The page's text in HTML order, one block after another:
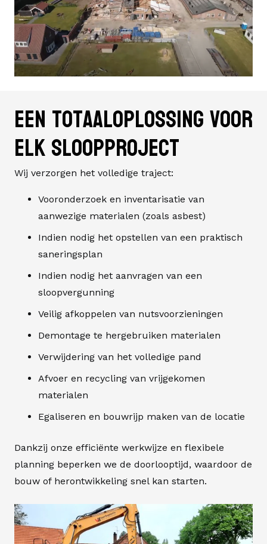
Een totaaloplossing voor
elk sloopproject
Wij verzorgen het volledige traject:
Vooronderzoek en inventarisatie van
aanwezige materialen (zoals asbest)
Indien nodig het opstellen van een praktisch
saneringsplan
Indien nodig het aanvragen van een
sloopvergunning
Veilig afkoppelen van nutsvoorzieningen
Demontage te hergebruiken materialen
Verwijdering van het volledige pand
Afvoer en recycling van vrijgekomen
materialen
Egaliseren en bouwrijp maken van de locatie
Dankzij onze efficiënte werkwijze en flexibele
planning beperken we de doorlooptijd, waardoor de
bouw of herontwikkeling snel kan starten.